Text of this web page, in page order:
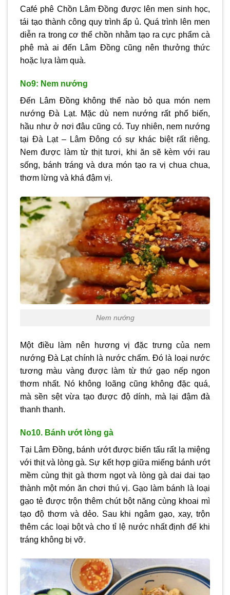
Café phê Chồn Lâm Đồng được lên men sinh học,
tái tạo thành công quy trình ấp ủ. Quá trình lên men
diễn ra trong cơ thể chồn nhằm tạo ra cực phẩm cà
phê mà ai đến Lâm Đồng cũng nên thưởng thức
hoặc lựa làm quà.
No9: Nem nướng
Đến Lâm Đồng không thể nào bỏ qua món nem
nướng Đà Lạt. Mặc dù nem nướng rất phổ biến,
hầu như ở nơi đâu cũng có. Tuy nhiên, nem nướng
tại Đà Lạt – Lâm Đông có sự khác biệt rất riêng.
Nem được làm từ thịt tươi, khi ăn sẽ kèm với rau
sống, bánh tráng và dưa món tạo ra vị chua chua,
thơm lừng và khá đậm vị.
Nem nướng
Một điều làm nên hương vị đặc trưng của nem
nướng Đà Lạt chính là nước chấm. Đó là loại nước
tương màu vàng được làm từ thứ gạo nếp ngon
thơm nhất. Nó không loãng cũng không đặc quá,
mà sền sệt vừa tạo được độ dính, mà lại đậm đà
thanh thanh.
No10. Bánh ướt lòng gà
Tại Lâm Đồng, bánh ướt được biến tấu rất lạ miệng
với thịt và lòng gà. Sự kết hợp giữa miếng bánh ướt
mềm cùng thịt gà thơm ngọt và lòng gà dai dai tạo
thành một món ăn chơi thú vị. Gạo làm bánh là loại
gạo tẻ được trộn thêm chút bột năng cùng khoai mì
tạo độ thơm và dẻo. Sau khi ngâm gạo, xay, trộn
thêm các loại bột và cho tỉ lệ nước nhất định để khi
tráng không bị vỡ.